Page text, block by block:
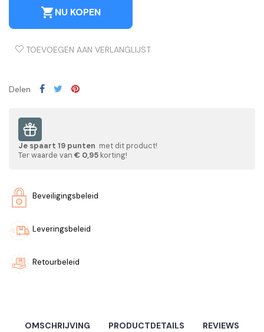
shopping_cartNU KOPEN
TOEVOEGEN AAN VERLANGLIJST
Delen
Je spaart 19 punten met dit product!
Ter waarde van € 0,95 korting!
Beveiligingsbeleid
Leveringsbeleid
Retourbeleid
OMSCHRIJVING PRODUCTDETAILS REVIEWS